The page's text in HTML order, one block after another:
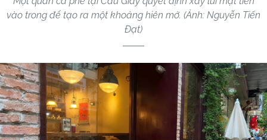
vào trong để tạo ra một khoảng hiên mở. (Ảnh: Nguyễn Tiến
Đạt)